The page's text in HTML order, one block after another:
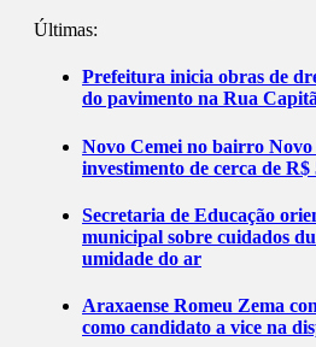
Últimas:
Prefeitura inicia obras de
do pavimento na Rua
Novo Cemei no bairro
investimento de cerca de R$
Secretaria de Educação
municipal sobre cuidados
umidade do ar
Araxaense Romeu Zema
como candidato a vice na